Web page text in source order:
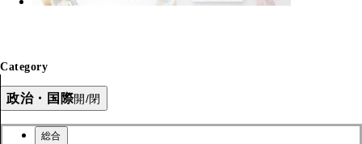
Category
政治・国際開/閉
総合